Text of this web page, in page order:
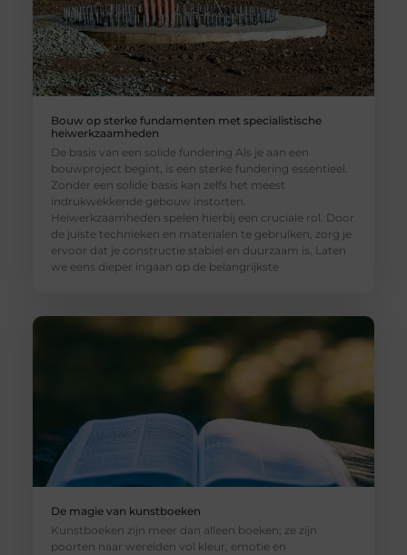
Bouw op sterke fundamenten met specialistische
heiwerkzaamheden
De basis van een solide fundering Als je aan een
bouwproject begint, is een sterke fundering essentieel.
Zonder een solide basis kan zelfs het meest
indrukwekkende gebouw instorten.
Heiwerkzaamheden spelen hierbij een cruciale rol. Door
de juiste technieken en materialen te gebruiken, zorg je
ervoor dat je constructie stabiel en duurzaam is. Laten
we eens dieper ingaan op de belangrijkste
De magie van kunstboeken
Kunstboeken zijn meer dan alleen boeken; ze zijn
poorten naar werelden vol kleur, emotie en